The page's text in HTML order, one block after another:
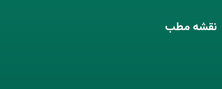
نقشه مطب